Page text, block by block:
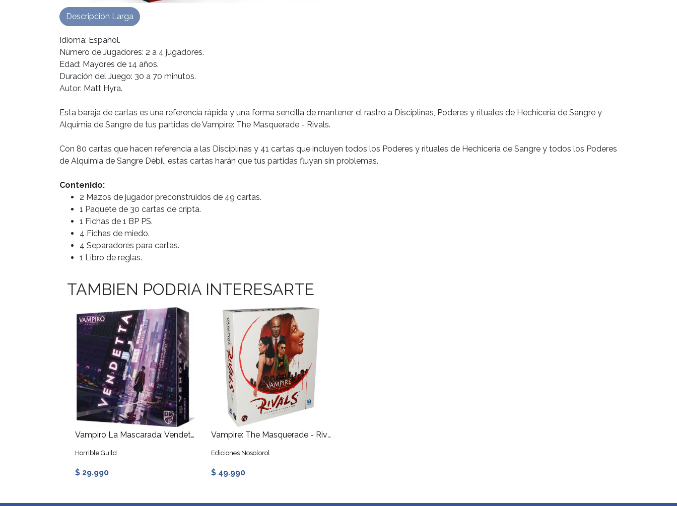
Idioma: Español.
Número de Jugadores: 2 a 4 jugadores.
Edad: Mayores de 14 años.
Duración del Juego: 30 a 70 minutos.
Autor: Matt Hyra.
Esta baraja de cartas es una referencia rápida y una forma sencilla de mantener el rastro a Disciplinas, Poderes y rituales de Hechicería de Sangre y
Alquimia de Sangre de tus partidas de Vampire: The Masquerade - Rivals.
Con 80 cartas que hacen referencia a las Disciplinas y 41 cartas que incluyen todos los Poderes y rituales de Hechicería de Sangre y todos los Poderes
de Alquimia de Sangre Débil, estas cartas harán que tus partidas fluyan sin problemas.
Contenido:
2 Mazos de jugador preconstruidos de 49 cartas.
1 Paquete de 30 cartas de cripta.
1 Fichas de 1 BP PS.
4 Fichas de miedo.
4 Separadores para cartas.
1 Libro de reglas.
Descripción Larga
TAMBIEN PODRIA INTERESARTE
Vampiro La Mascarada: Vendetta
Horrible Guild
$ 29.990
Vampire: The Masquerade - Rivals
Ediciones Nosolorol
$ 49.990